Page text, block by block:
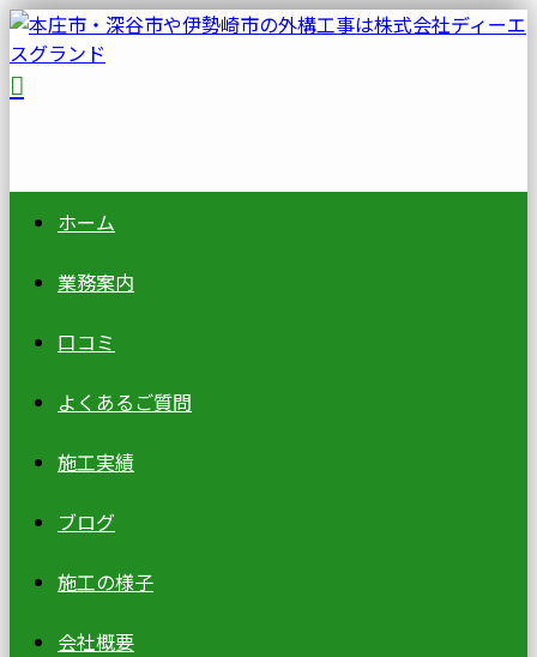
ホーム
業務案内
口コミ
よくあるご質問
施工実績
ブログ
施工の様子
会社概要